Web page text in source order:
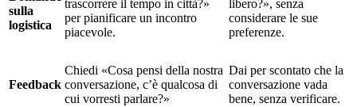
sulla
logistica
trascorrere il tempo in città?»
per pianificare un incontro
piacevole.
libero?», senza
considerare le sue
preferenze.
Feedback
Chiedi «Cosa pensi della nostra
conversazione, c’è qualcosa di
cui vorresti parlare?»
Dai per scontato che la
conversazione vada
bene, senza verificare.